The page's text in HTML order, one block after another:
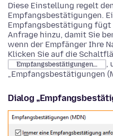
Diese Einstellung regelt
Empfangsbestätigungen.
Empfangsbestätigung
Anfrage hinzu, damit Sie
wenn der Empfänger Ihre
Klicken Sie auf die
Empfangsbestätigungen…
,
„Empfangsbestätigungen
Dialog